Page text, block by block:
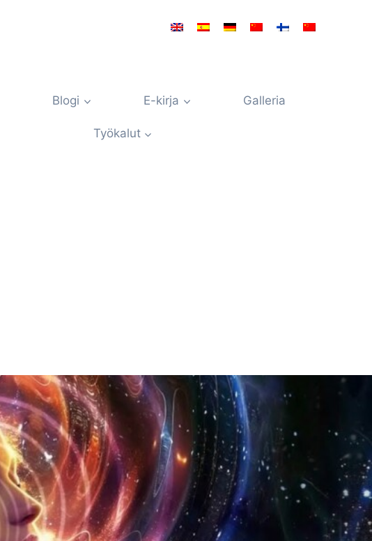
Blogi E-kirja Galleria
Työkalut